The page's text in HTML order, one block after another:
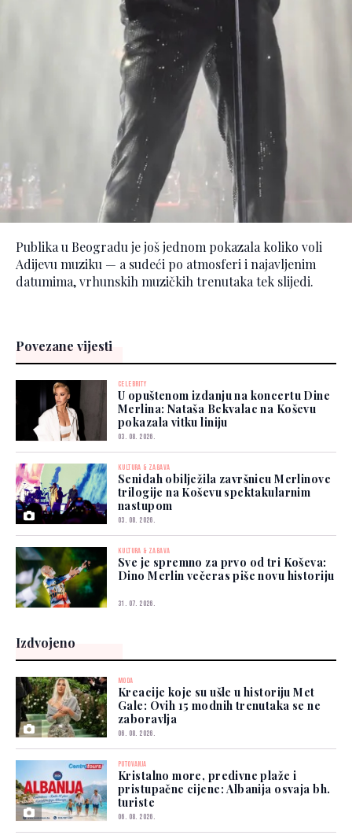
Publika u Beogradu je još jednom pokazala koliko voli
Adijevu muziku — a sudeći po atmosferi i najavljenim
datumima, vrhunskih muzičkih trenutaka tek slijedi.
Povezane vijesti
CELEBRITY
U opuštenom izdanju na koncertu Dine
Merlina: Nataša Bekvalac na Koševu
pokazala vitku liniju
03. 08. 2026.
KULTURA & ZABAVA
Senidah obilježila završnicu Merlinove
trilogije na Koševu spektakularnim
nastupom
03. 08. 2026.
KULTURA & ZABAVA
Sve je spremno za prvo od tri Koševa:
Dino Merlin večeras piše novu historiju
31. 07. 2026.
Izdvojeno
MODA
Kreacije koje su ušle u historiju Met
Gale: Ovih 15 modnih trenutaka se ne
zaboravlja
06. 08. 2026.
PUTOVANJA
Kristalno more, predivne plaže i
pristupačne cijene: Albanija osvaja bh.
turiste
06. 08. 2026.